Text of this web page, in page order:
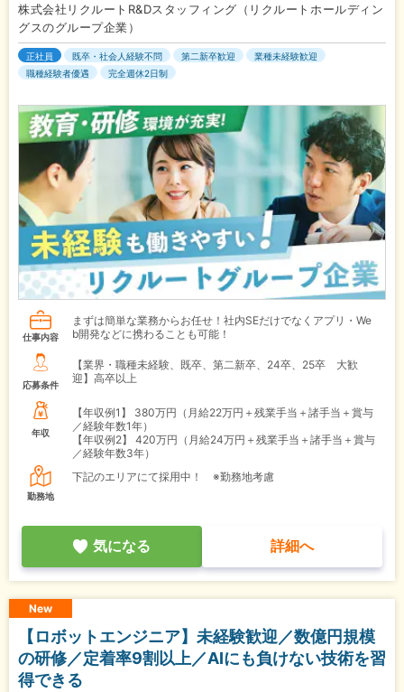
株式会社リクルートR&Dスタッフィング（リクルートホールディン
グスのグループ企業）
正社員 既卒・社会人経験不問 第二新卒歓迎
業種未経験歓迎
職種経験者優遇
完全週休2日制
仕事内容
まずは簡単な業務からお任せ！社内SEだけでなくアプリ・We
b開発などに携わることも可能！
応募条件
【業界・職種未経験、既卒、第二新卒、24卒、25卒 大歓
迎】高卒以上
年収
【年収例1】
380万円（月給22万円＋残業手当＋諸手当＋賞与
／経験年数1年）
【年収例2】
420万円（月給24万円＋残業手当＋諸手当＋賞与
／経験年数3年）
勤務地
下記のエリアにて採用中！ ※勤務地考慮
気になる 詳細へ
New
【ロボットエンジニア】未経験歓迎／数億円規模
の研修／定着率9割以上／AIにも負けない技術を習
得できる